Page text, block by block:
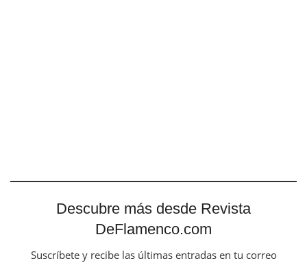
Descubre más desde Revista
DeFlamenco.com
Suscríbete y recibe las últimas entradas en tu correo